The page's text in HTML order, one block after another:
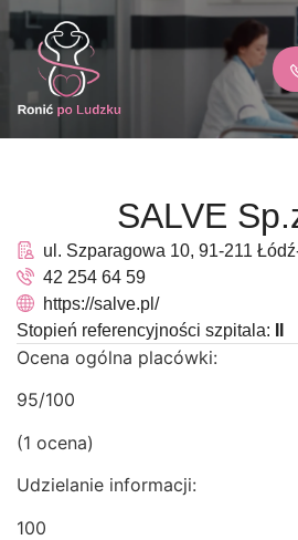
SALVE
ul. Szparagowa 10, 91-211
42 254 64 59
https://salve.pl/
Stopień referencyjności szpitala:
Ocena ogólna placówki:
95/100
(1 ocena)
Udzielanie informacji:
100